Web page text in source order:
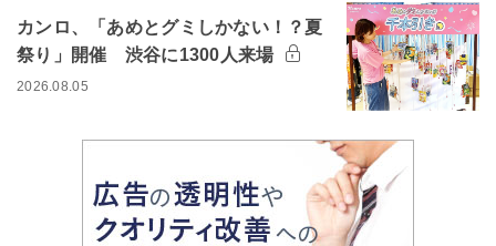
カンロ、「あめとグミしかない！？夏
祭り」開催 渋谷に1300人来場
2026.08.05